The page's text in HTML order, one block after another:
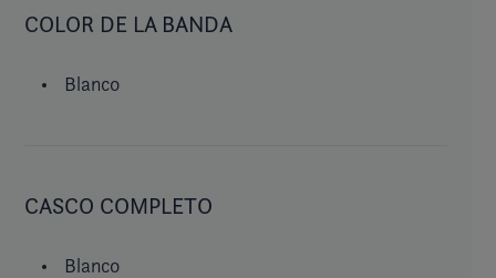
COLOR DE LA BANDA
Blanco
CASCO COMPLETO
Blanco